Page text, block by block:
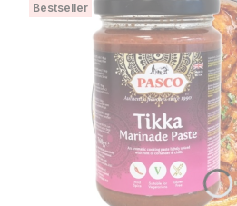
Bestseller